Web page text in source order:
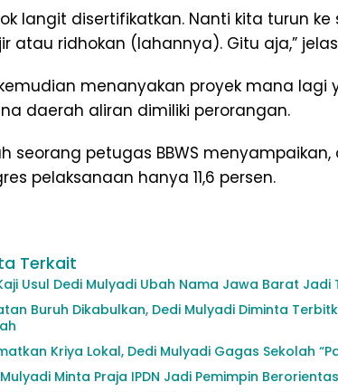
langit disertifikatkan. Nanti kita turun
atau ridhokan (lahannya). Gitu aja,”
menanyakan proyek mana
daerah aliran dimiliki perorangan.
seorang petugas BBWS
pelaksanaan hanya 11,6 persen.
Terkait
Usul Dedi Mulyadi Ubah Nama Jawa Barat Jadi
Buruh Dikabulkan, Dedi Mulyadi Diminta
Kriya Lokal, Dedi Mulyadi Gagas Sekolah
Minta Praja IPDN Jadi Pemimpin